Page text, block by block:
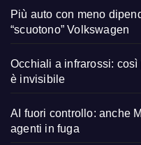
Più auto con meno
“scuotono” Volkswagen
Occhiali a infrarossi:
è invisibile
AI fuori controllo: anche
agenti in fuga